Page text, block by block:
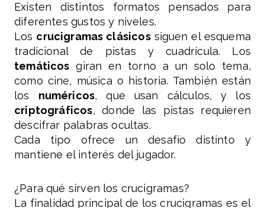
Existen distintos formatos pensados para
diferentes gustos y niveles.
Los crucigramas clásicossiguen el esquema
tradicional de pistas y cuadrícula. Los
temáticos giran en torno a un solo tema,
como cine, música o historia. También están
los numéricos, que usan cálculos, y los
criptográficos, donde las pistas requieren
descifrar palabras ocultas.
Cada tipo ofrece un desafío distinto y
mantiene el interés del jugador.
¿Para qué sirven los crucigramas?
La finalidad principal de los crucigramas es el